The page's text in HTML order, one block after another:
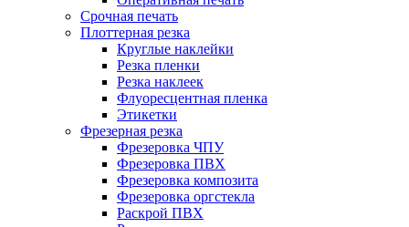
Срочная печать
Плоттерная резка
Круглые наклейки
Резка пленки
Резка наклеек
Флуоресцентная пленка
Этикетки
Фрезерная резка
Фрезеровка ЧПУ
Фрезеровка ПВХ
Фрезеровка композита
Фрезеровка оргстекла
Раскрой ПВХ